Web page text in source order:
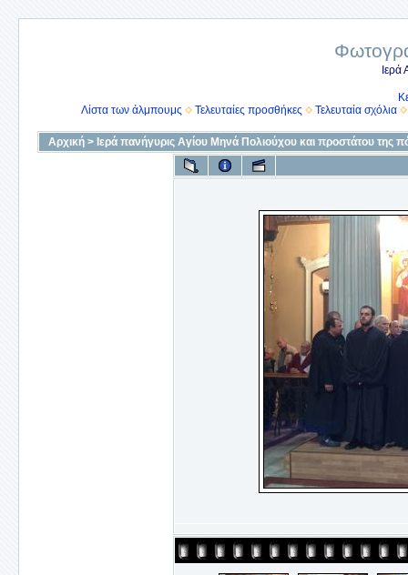
Λίστα των άλμπουμς
Τελευταίες προσθήκες Τελευταία σχόλια
Αρχική > Ιερά πανήγυρις Αγίου Μηνά Πολιούχου και προστάτου της